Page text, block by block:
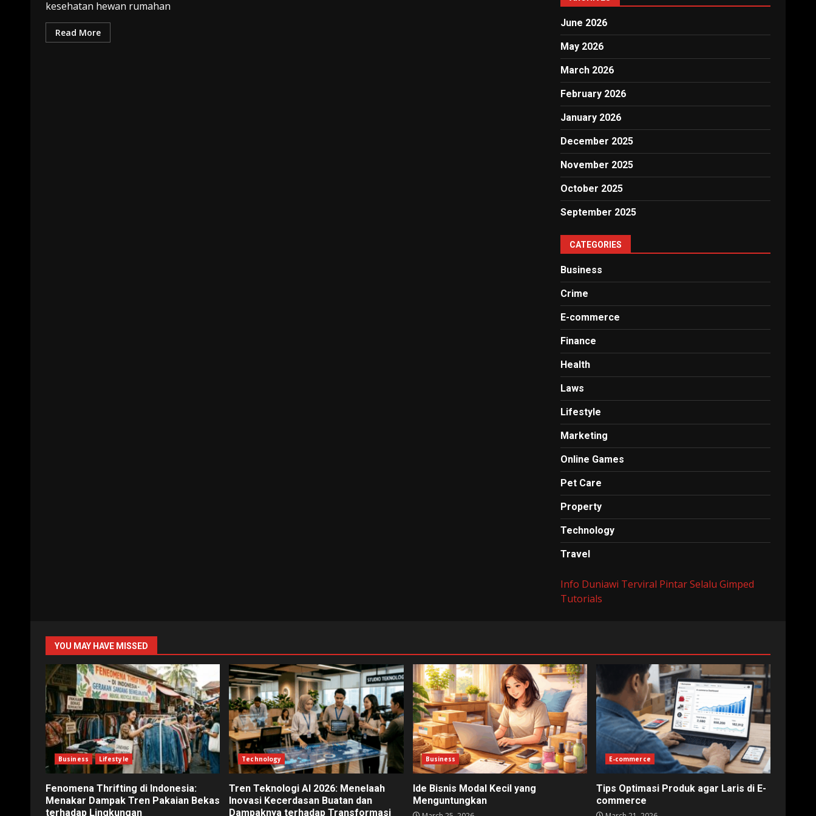
kesehatan hewan rumahan
Read More
June 2026
May 2026
March 2026
February 2026
January 2026
December 2025
November 2025
October 2025
September 2025
CATEGORIES
Business
Crime
E-commerce
Finance
Health
Laws
Lifestyle
Marketing
Online Games
Pet Care
Property
Technology
Travel
Info Duniawi Terviral Pintar Selalu Gimped
Tutorials
YOU MAY HAVE MISSED
Business Lifestyle
Fenomena Thrifting di Indonesia:
Menakar Dampak Tren Pakaian Bekas
terhadap Lingkungan
Technology
Tren Teknologi AI 2026: Menelaah
Inovasi Kecerdasan Buatan dan
Dampaknya terhadap Transformasi
Business
Ide Bisnis Modal Kecil yang
Menguntungkan
E-commerce
Tips Optimasi Produk agar Laris di E-
commerce